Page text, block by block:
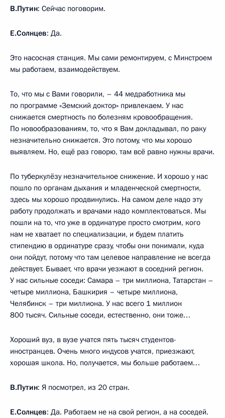
В.Путин: Сейчас поговорим.
Е.Солнцев: Да.
Это насосная станция. Мы сами ремонтируем, с Минстроем
мы работаем, взаимодействуем.
То, что мы с Вами говорили, – 44 медработника мы
по программе «Земский доктор» привлекаем. У нас
снижается смертность по болезням кровообращения.
По новообразованиям, то, что я Вам докладывал, по раку
незначительно снижается. Это потому, что мы хорошо
выявляем. Но, ещё раз говорю, там всё равно нужны врачи.
По туберкулёзу незначительное снижение. И хорошо у нас
пошло по органам дыхания и младенческой смертности,
здесь мы хорошо продвинулись. На самом деле надо эту
работу продолжать и врачами надо комплектоваться. Мы
пошли на то, что уже в ординатуре просто смотрим, кого
нам не хватает по специализации, и будем платить
стипендию в ординатуре сразу, чтобы они понимали, куда
они пойдут, потому что там целевое направление не всегда
действует. Бывает, что врачи уезжают в соседний регион.
У нас сильные соседи: Самара – три миллиона, Татарстан –
четыре миллиона, Башкирия – четыре миллиона,
Челябинск – три миллиона. У нас всего 1 миллион
800 тысяч. Сильные соседи, естественно, они тоже…
Хороший вуз, в вузе учатся пять тысяч студентов-
иностранцев. Очень много индусов учатся, приезжают,
хорошая школа. Но, получается, мы больше работаем…
В.Путин: Я посмотрел, из 20 стран.
Е.Солнцев: Да. Работаем не на свой регион, а на соседей.